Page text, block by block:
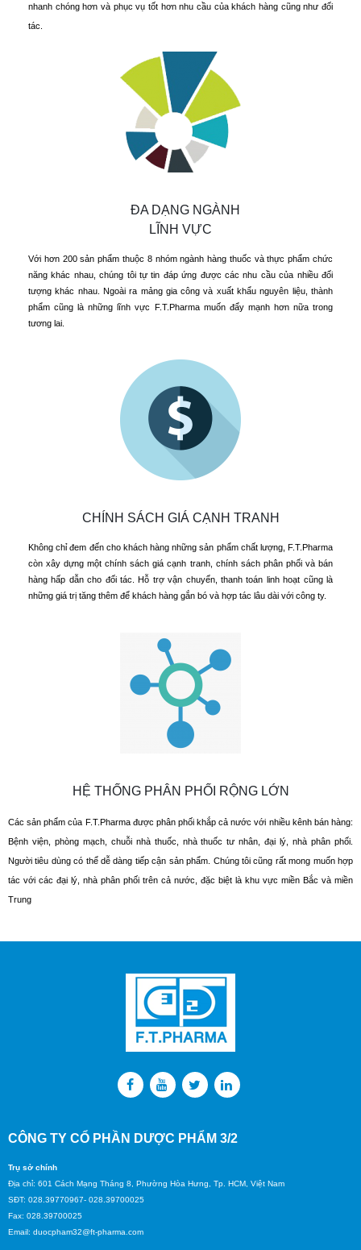
nhanh chóng hơn và phục vụ tốt hơn nhu cầu của khách hàng cũng như đối
tác.
ĐA DẠNG NGÀNH
LĨNH VỰC
Với hơn 200 sản phẩm thuộc 8 nhóm ngành hàng thuốc và thực phẩm chức
năng khác nhau, chúng tôi tự tin đáp ứng được các nhu cầu của nhiều đối
tượng khác nhau. Ngoài ra mảng gia công và xuất khẩu nguyên liệu, thành
phẩm cũng là những lĩnh vực F.T.Pharma muốn đẩy mạnh hơn nữa trong
tương lai.
CHÍNH SÁCH GIÁ CẠNH TRANH
Không chỉ đem đến cho khách hàng những sản phẩm chất lượng, F.T.Pharma
còn xây dựng một chính sách giá cạnh tranh, chính sách phân phối và bán
hàng hấp dẫn cho đối tác. Hỗ trợ vận chuyển, thanh toán linh hoạt cũng là
những giá trị tăng thêm để khách hàng gắn bó và hợp tác lâu dài với công ty.
HỆ THỐNG PHÂN PHỐI RỘNG LỚN
Các sản phẩm của F.T.Pharma được phân phối khắp cả nước với nhiều kênh bán hàng:
Bệnh viện, phòng mạch, chuỗi nhà thuốc, nhà thuốc tư nhân, đại lý, nhà phân phối.
Người tiêu dùng có thể dễ dàng tiếp cận sản phẩm. Chúng tôi cũng rất mong muốn hợp
tác với các đại lý, nhà phân phối trên cả nước, đặc biệt là khu vực miền Bắc và miền
Trung
CÔNG TY CỔ PHẦN DƯỢC PHẨM 3/2
Trụ sở chính
Địa chỉ: 601 Cách Mạng Tháng 8, Phường Hòa Hưng, Tp. HCM, Việt Nam
SĐT: 028.39770967- 028.39700025
Fax: 028.39700025
Email: duocpham32@ft-pharma.com